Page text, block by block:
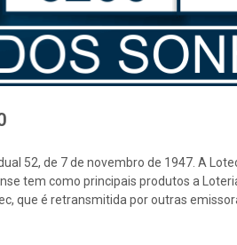
52, de 7 de novembro de 1947. A
tem como principais produtos a
que é retransmitida por outras